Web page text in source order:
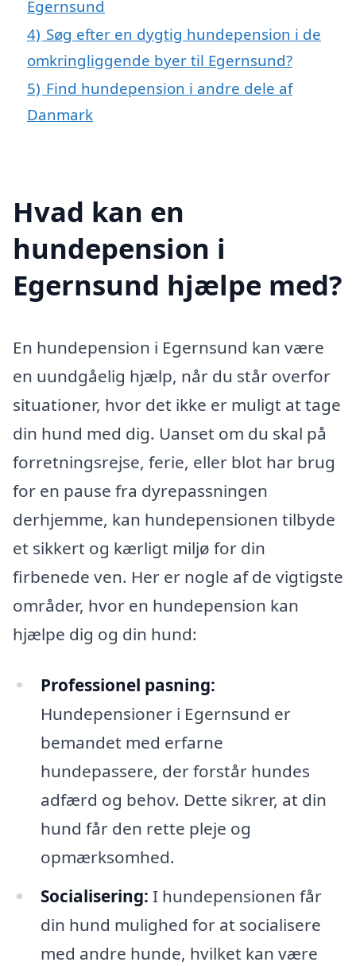
Egernsund
4) Søg efter en dygtig hundepension i de
omkringliggende byer til Egernsund?
5) Find hundepension i andre dele af
Danmark
Hvad kan en
hundepension i
Egernsund hjælpe med?
En hundepension i Egernsund kan være
en uundgåelig hjælp, når du står overfor
situationer, hvor det ikke er muligt at tage
din hund med dig. Uanset om du skal på
forretningsrejse, ferie, eller blot har brug
for en pause fra dyrepassningen
derhjemme, kan hundepensionen tilbyde
et sikkert og kærligt miljø for din
firbenede ven. Her er nogle af de vigtigste
områder, hvor en hundepension kan
hjælpe dig og din hund:
Professionel pasning:
Hundepensioner i Egernsund er
bemandet med erfarne
hundepassere, der forstår hundes
adfærd og behov. Dette sikrer, at din
hund får den rette pleje og
opmærksomhed.
Socialisering: I hundepensionen får
din hund mulighed for at socialisere
med andre hunde, hvilket kan være